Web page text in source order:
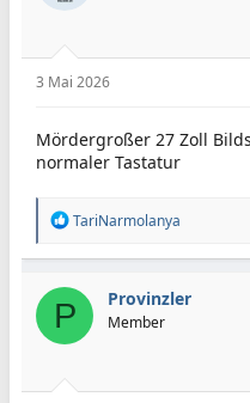
3 Mai 2026
Mördergroßer 27 Zoll
normaler Tastatur
R
a
t
i
n
TariNarmolanya
P Provinzler
Member